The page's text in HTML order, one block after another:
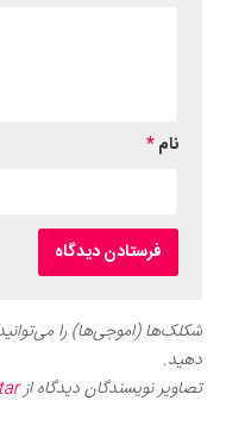
نام*
شکلک‌ها (اموجی‌ها) را
دهید.
تصاویر نویسندگان دیدگاه از